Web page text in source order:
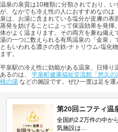
温泉の泉質は10種類に分類されており、
が、なかでも冷え性の人におすすめなのは
泉は、お湯に含まれている塩分が皮膚の
蒸発を妨げることによって保温効果を発
体がよく温まります。その両方を兼ね備
湯の一つに数えられる有馬温泉の「金泉」
ともいわれる濃さの含鉄-ナトリウム-塩化
ます。
平泉駅の冷え性に効能がある温泉、日帰
あるのは、 平泉町健康福祉交流館「悠久の
桃の湯 などの施設です。ぜひ一度は足を運
第20回ニフティ温
全国約2.2万件の中か
気施設は…